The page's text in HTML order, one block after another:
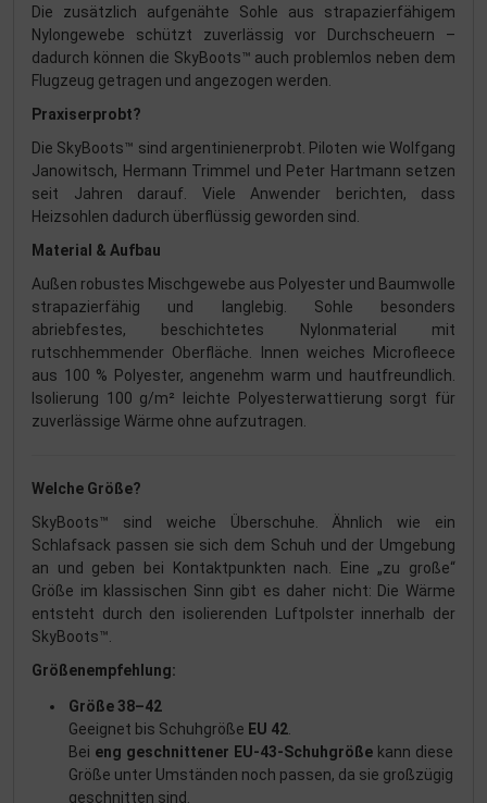
Die zusätzlich aufgenähte Sohle aus strapazierfähigem
Nylongewebe schützt zuverlässig vor Durchscheuern –
dadurch können die SkyBoots™ auch problemlos neben dem
Flugzeug getragen und angezogen werden.
Praxiserprobt?
Die SkyBoots™ sind argentinienerprobt. Piloten wie Wolfgang
Janowitsch, Hermann Trimmel und Peter Hartmann setzen
seit Jahren darauf. Viele Anwender berichten, dass
Heizsohlen dadurch überflüssig geworden sind.
Material & Aufbau
Außen robustes Mischgewebe aus Polyester und Baumwolle
strapazierfähig und langlebig. Sohle besonders
abriebfestes, beschichtetes Nylonmaterial mit
rutschhemmender Oberfläche. Innen weiches Microfleece
aus 100 % Polyester, angenehm warm und hautfreundlich.
Isolierung 100 g/m² leichte Polyesterwattierung sorgt für
zuverlässige Wärme ohne aufzutragen.
Welche Größe?
SkyBoots™ sind weiche Überschuhe. Ähnlich wie ein
Schlafsack passen sie sich dem Schuh und der Umgebung
an und geben bei Kontaktpunkten nach. Eine „zu große“
Größe im klassischen Sinn gibt es daher nicht: Die Wärme
entsteht durch den isolierenden Luftpolster innerhalb der
SkyBoots™.
Größenempfehlung:
Größe 38–42
Geeignet bis Schuhgröße EU 42
Bei eng geschnittener EU-43-Schuhgröße kann diese
Größe unter Umständen noch passen, da sie großzügig
geschnitten sind.